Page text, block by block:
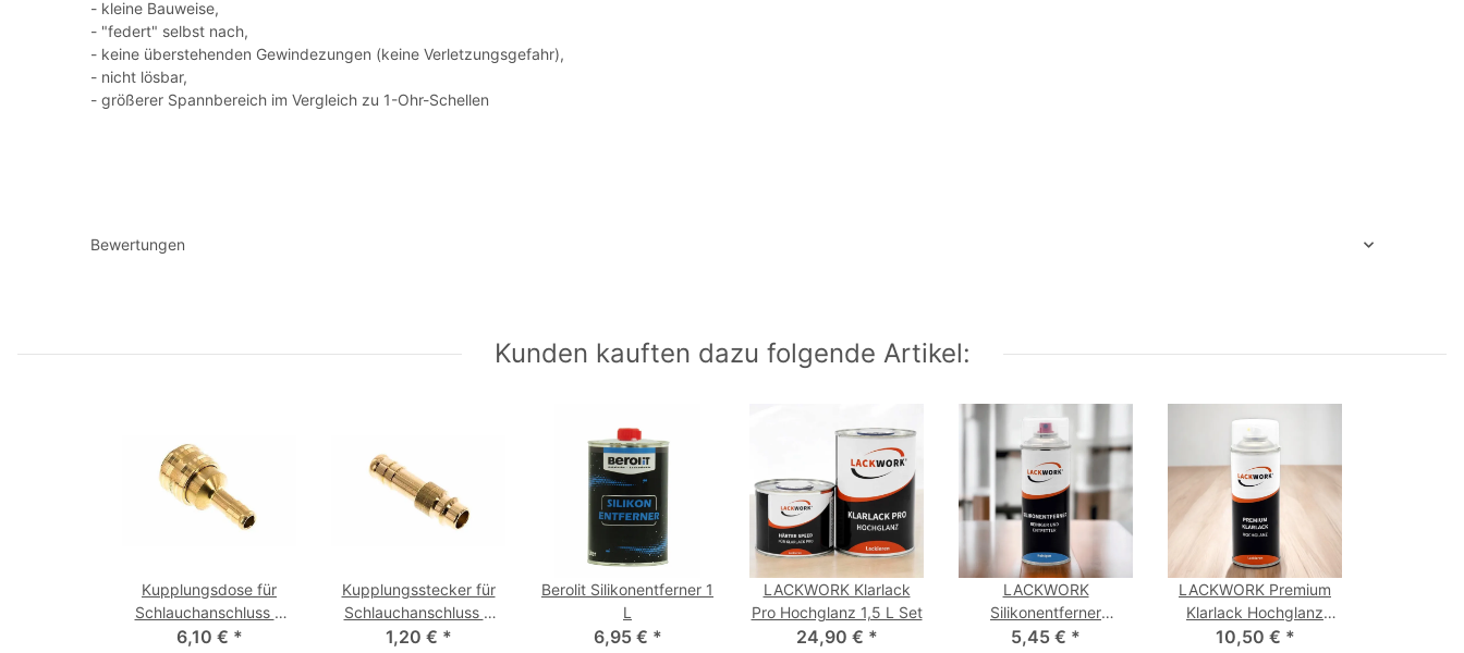
- kleine Bauweise,
- "federt" selbst nach,
- keine überstehenden Gewindezungen (keine Verletzungsgefahr),
- nicht lösbar,
- größerer Spannbereich im Vergleich zu 1-Ohr-Schellen
Bewertungen
Kunden kauften dazu folgende Artikel:
Kupplungsdose für
Schlauchanschluss 9
mm NW 7,2
6,10 € *
Kupplungsstecker für
Schlauchanschluss 9
mm 3/8 NW 7,2
1,20 € *
Berolit Silikonentferner 1
L
6,95 € *
LACKWORK Klarlack
Pro Hochglanz 1,5 L Set
24,90 € *
LACKWORK
Silikonentferner
Sprühdose 400 ml
5,45 € *
LACKWORK Premium
Klarlack Hochglanz
Sprühdose 400 ml
10,50 € *